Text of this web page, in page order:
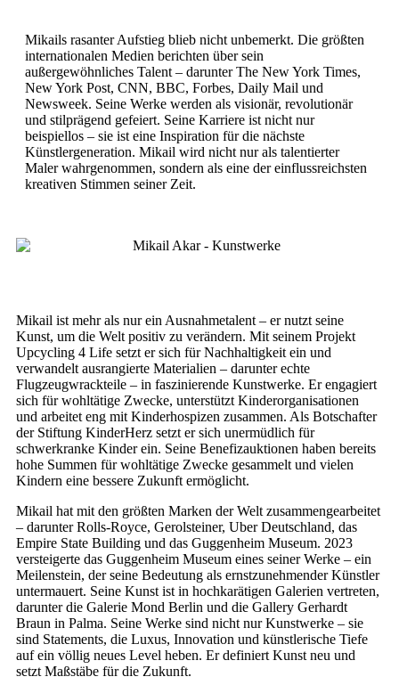
Mikails rasanter Aufstieg blieb nicht unbemerkt. Die größten
internationalen Medien berichten über sein
außergewöhnliches Talent – darunter The New York Times,
New York Post, CNN, BBC, Forbes, Daily Mail und
Newsweek. Seine Werke werden als visionär, revolutionär
und stilprägend gefeiert. Seine Karriere ist nicht nur
beispiellos – sie ist eine Inspiration für die nächste
Künstlergeneration. Mikail wird nicht nur als talentierter
Maler wahrgenommen, sondern als eine der einflussreichsten
kreativen Stimmen seiner Zeit.
Mikail ist mehr als nur ein Ausnahmetalent – er nutzt seine
Kunst, um die Welt positiv zu verändern. Mit seinem Projekt
Upcycling 4 Life setzt er sich für Nachhaltigkeit ein und
verwandelt ausrangierte Materialien – darunter echte
Flugzeugwrackteile – in faszinierende Kunstwerke. Er engagiert
sich für wohltätige Zwecke, unterstützt Kinderorganisationen
und arbeitet eng mit Kinderhospizen zusammen. Als Botschafter
der Stiftung KinderHerz setzt er sich unermüdlich für
schwerkranke Kinder ein. Seine Benefizauktionen haben bereits
hohe Summen für wohltätige Zwecke gesammelt und vielen
Kindern eine bessere Zukunft ermöglicht.
Mikail hat mit den größten Marken der Welt zusammengearbeitet
– darunter Rolls-Royce, Gerolsteiner, Uber Deutschland, das
Empire State Building und das Guggenheim Museum. 2023
versteigerte das Guggenheim Museum eines seiner Werke – ein
Meilenstein, der seine Bedeutung als ernstzunehmender Künstler
untermauert. Seine Kunst ist in hochkarätigen Galerien vertreten,
darunter die Galerie Mond Berlin und die Gallery Gerhardt
Braun in Palma. Seine Werke sind nicht nur Kunstwerke – sie
sind Statements, die Luxus, Innovation und künstlerische Tiefe
auf ein völlig neues Level heben. Er definiert Kunst neu und
setzt Maßstäbe für die Zukunft.